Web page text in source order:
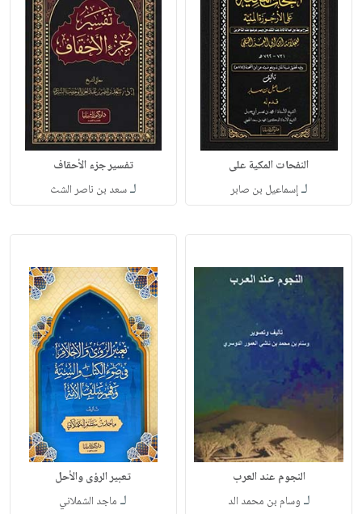
النفحات المكية على
لـإسماعيل بن صابر
تفسير جزء الأحقاف
لـسعد بن ناصر الشث
النجوم عند العرب
لـ وسام بن محمد الد
تعبير الرؤى والأحل
لـ ماجد الشملاني